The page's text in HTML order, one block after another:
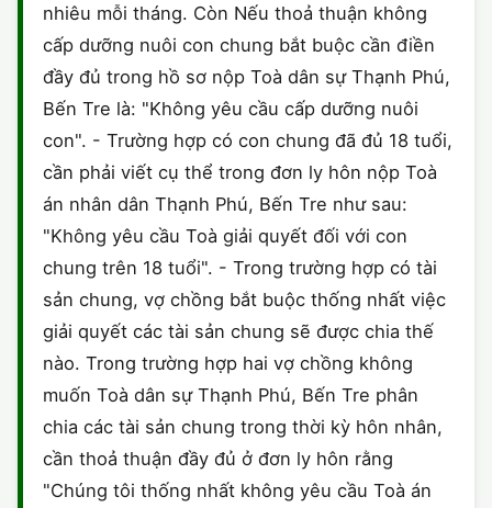
THỪA KẾ - DI CHÚC
THUẾ VÀ KẾ TOÁN
TRÍCH LỤC HỘ TỊCH
CÔNG BỐ SẢN PHẨM
CHỨNG NHẬN HACCP
nhiêu mỗi tháng. Còn Nếu thoả thuận không
cấp dưỡng nuôi con chung bắt buộc cần điền
đầy đủ trong hồ sơ nộp Toà dân sự Thạnh Phú,
Bến Tre là: "Không yêu cầu cấp dưỡng nuôi
con". - Trường hợp có con chung đã đủ 18 tuổi,
cần phải viết cụ thể trong đơn ly hôn nộp Toà
án nhân dân Thạnh Phú, Bến Tre như sau:
"Không yêu cầu Toà giải quyết đối với con
chung trên 18 tuổi". - Trong trường hợp có tài
sản chung, vợ chồng bắt buộc thống nhất việc
giải quyết các tài sản chung sẽ được chia thế
nào. Trong trường hợp hai vợ chồng không
muốn Toà dân sự Thạnh Phú, Bến Tre phân
chia các tài sản chung trong thời kỳ hôn nhân,
cần thoả thuận đầy đủ ở đơn ly hôn rằng
"Chúng tôi thống nhất không yêu cầu Toà án